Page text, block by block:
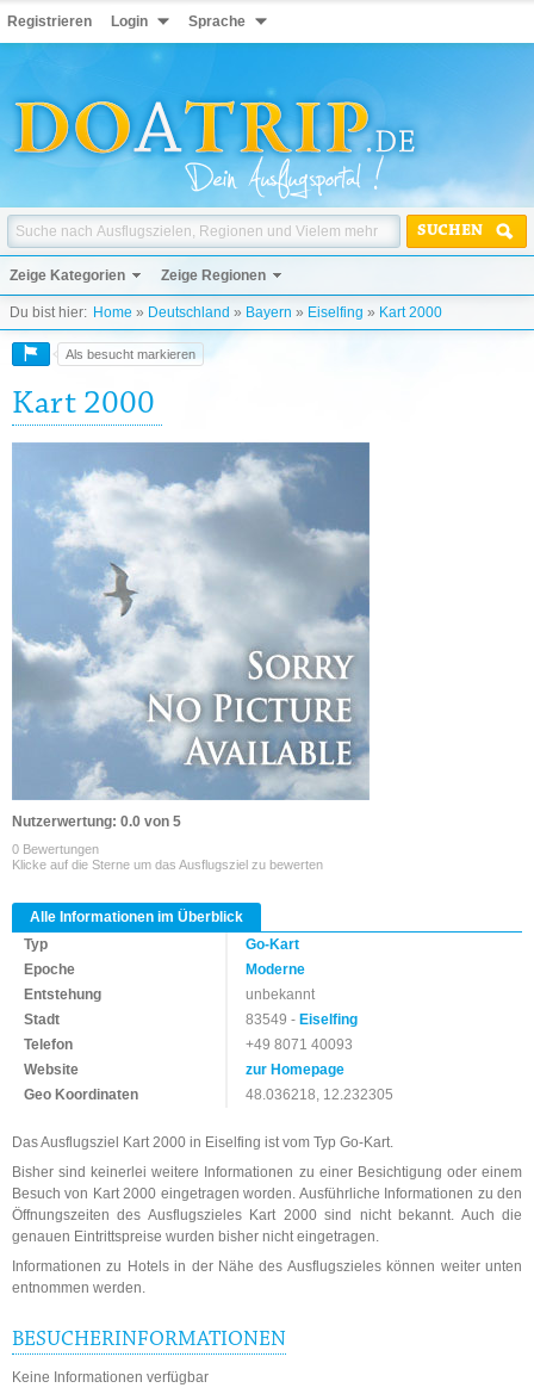
Registrieren Login Sprache
SUCHEN
Zeige Kategorien Zeige Regionen
Du bist hier: Home » Deutschland » Bayern » Eiselfing » Kart 2000
Als besucht markieren
Kart 2000
Nutzerwertung: 0.0 von 5
0 Bewertungen
Klicke auf die Sterne um das Ausflugsziel zu bewerten
Alle Informationen im Überblick
Typ
Go-Kart
Epoche
Moderne
Entstehung
unbekannt
Stadt
83549 - Eiselfing
Telefon
+49 8071 40093
Website
zur Homepage
Geo Koordinaten
48.036218, 12.232305
Das Ausflugsziel Kart 2000 in Eiselfing ist vom Typ Go-Kart.
Bisher sind keinerlei weitere Informationen zu einer Besichtigung oder einem
Besuch von Kart 2000 eingetragen worden. Ausführliche Informationen zu den
Öffnungszeiten des Ausflugszieles Kart 2000 sind nicht bekannt. Auch die
genauen Eintrittspreise wurden bisher nicht eingetragen.
Informationen zu Hotels in der Nähe des Ausflugszieles können weiter unten
entnommen werden.
BESUCHERINFORMATIONEN
Keine Informationen verfügbar